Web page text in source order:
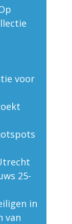
voor
25-
in
van